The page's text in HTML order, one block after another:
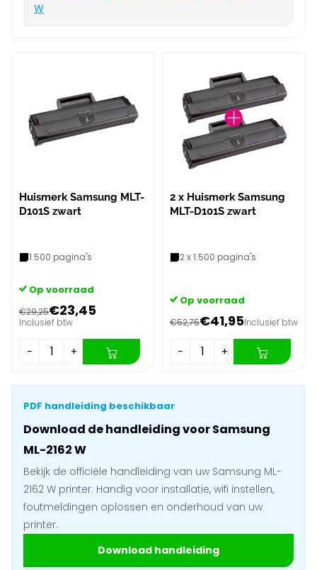
W
Huismerk Samsung MLT-
D101S zwart
1.500 pagina's
Op voorraad
€29,25€23,45
Inclusief btw
− +
2 x Huismerk Samsung
MLT-D101S zwart
2 x 1.500 pagina's
Op voorraad
€52,75€41,95Inclusief btw
− +
PDF handleiding beschikbaar
Download de handleiding voor Samsung
ML-2162 W
Bekijk de officiële handleiding van uw Samsung ML-
2162 W printer. Handig voor installatie, wifi instellen,
foutmeldingen oplossen en onderhoud van uw
printer.
Download handleiding